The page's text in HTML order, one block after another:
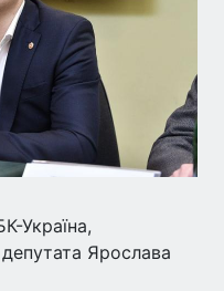
Україна,
Ярослава